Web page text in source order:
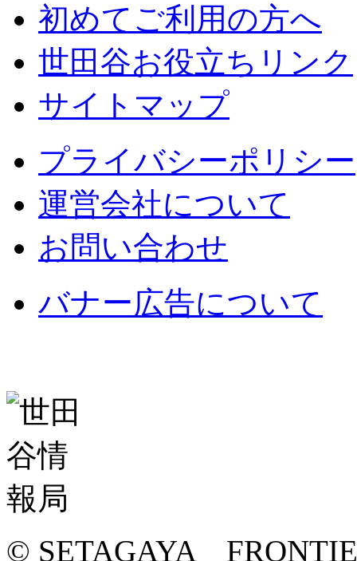
初めてご利用の方へ
世田谷お役立ちリンク
サイトマップ
プライバシーポリシー
運営会社について
お問い合わせ
バナー広告について
© SETAGAYA